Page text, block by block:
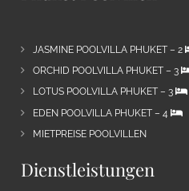
JASMINE POOLVILLA PHUKET – 2
ORCHID POOLVILLA PHUKET – 3
LOTUS POOLVILLA PHUKET – 3
EDEN POOLVILLA PHUKET – 4
MIETPREISE POOLVILLEN
Dienstleistungen